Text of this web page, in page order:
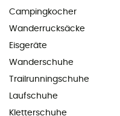
Campingkocher
Wanderrucksäcke
Eisgeräte
Wanderschuhe
Trailrunningschuhe
Laufschuhe
Kletterschuhe